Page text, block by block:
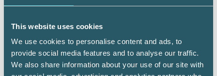
This website uses cookies
We use cookies to personalise content and ads, to
provide social media features and to analyse our traffic.
We also share information about your use of our site with
Lali Fjellström, en av föreläsarna under Hogias